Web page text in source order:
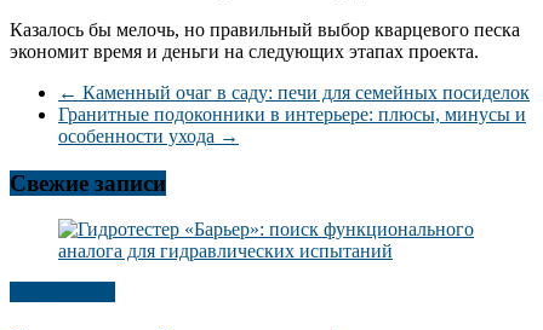
Казалось бы мелочь, но правильный выбор кварцевого песка
экономит время и деньги на следующих этапах проекта.
← Каменный очаг в саду: печи для семейных посиделок
Гранитные подоконники в интерьере: плюсы, минусы и
особенности ухода →
Свежие записи